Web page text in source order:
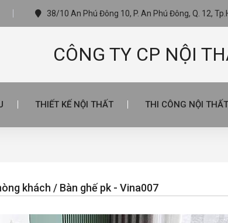
38/10 An Phú Đông 10, P. An Phú Đông, Q. 12,
CÔNG TY CP NỘI
THIẾT KẾ NỘI THẤT THI CÔNG NỘI THẤT
khách / Bàn ghế pk - Vina007